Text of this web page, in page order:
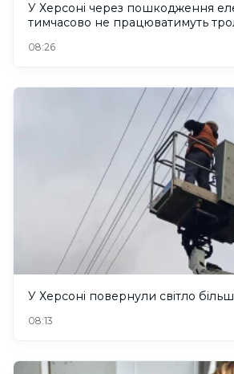
У Херсоні через пошкодження
тимчасово не працюватимуть
08:26
У Херсоні повернули світло
08:13